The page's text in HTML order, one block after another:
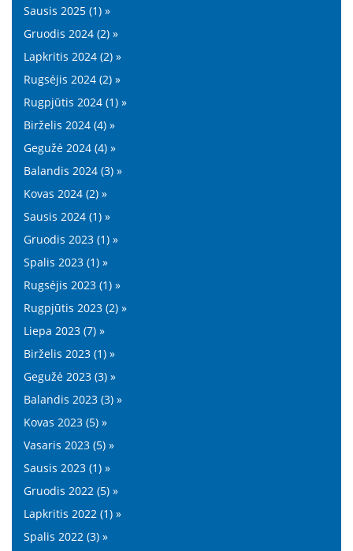
Sausis 2025 (1) »
Gruodis 2024 (2) »
Lapkritis 2024 (2) »
Rugsėjis 2024 (2) »
Rugpjūtis 2024 (1) »
Birželis 2024 (4) »
Gegužė 2024 (4) »
Balandis 2024 (3) »
Kovas 2024 (2) »
Sausis 2024 (1) »
Gruodis 2023 (1) »
Spalis 2023 (1) »
Rugsėjis 2023 (1) »
Rugpjūtis 2023 (2) »
Liepa 2023 (7) »
Birželis 2023 (1) »
Gegužė 2023 (3) »
Balandis 2023 (3) »
Kovas 2023 (5) »
Vasaris 2023 (5) »
Sausis 2023 (1) »
Gruodis 2022 (5) »
Lapkritis 2022 (1) »
Spalis 2022 (3) »